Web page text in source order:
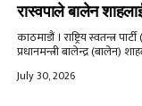
रास्वपाले बालेन
काठमाडौं । राष्ट्रिय स्वतन्त्र
प्रधानमन्त्री बालेन्द्र (बालेन)
July 30, 2026